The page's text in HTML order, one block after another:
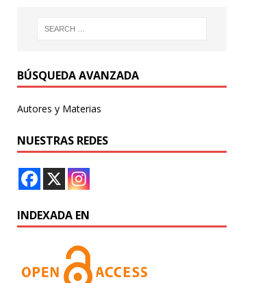
BÚSQUEDA AVANZADA
Autores y Materias
NUESTRAS REDES
INDEXADA EN